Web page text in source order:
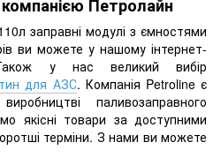
компанією Петролайн
заправні модулі з ємностями
ви можете у нашому інтернет-
у нас великий вибір
для АЗС. Компанія Petroline є
паливозаправного
якісні товари за доступними
терміни. З нами ви можете